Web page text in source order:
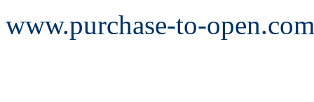
www.purchase-to-open.com